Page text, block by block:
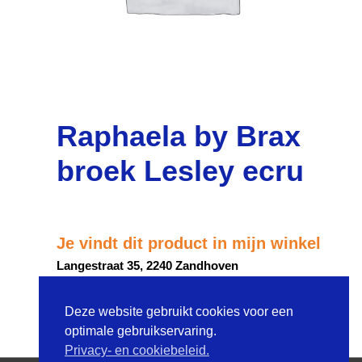
Raphaela by Brax
broek Lesley ecru
Je vindt dit product in mijn winkel
Langestraat 35, 2240 Zandhoven
ROUTEBESCHRIJVING
Deze website gebruikt cookies voor een
optimale gebruikservaring.
Privacy- en cookiebeleid.